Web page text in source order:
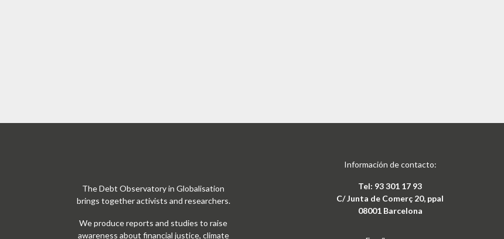
The Debt Observatory in Globalisation
brings together activists and researchers.
We produce reports and studies to raise
awareness about financial justice, climate
Información de contacto:
Tel: 93 301 17 93
C/ Junta de Comerç 20, ppal
08001 Barcelona